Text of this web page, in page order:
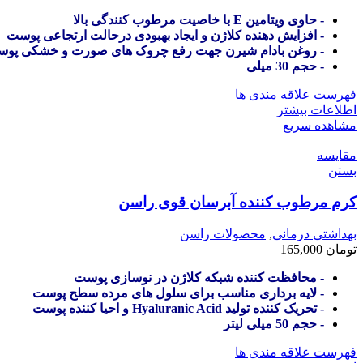
- حاوی ویتامین E با خاصیت مرطوب کنندگی بالا
- افزایش دهنده کلاژن و ایجاد بهبودی درحالت ارتجاعی پوست
- روغن بادام شیرن جهت رفع چروک های صورت و خشکی
- حجم 30 میلی
فهرست علاقه مندی ها
اطلاعات بیشتر
مشاهده سریع
مقایسه
بستن
کرم مرطوب کننده آبرسان قوی راسن
بهداشتی درمانی, محصولات راسن
تومان
- محافظت کننده شبکه کلاژن در نوسازی پوست
- لایه برداری مناسب برای سلول های مرده سطح پوست
- تحریک کننده تولید Hyaluranic Acid و احیا کننده پوست
- حجم 50 میلی لیتر
فهرست علاقه مندی ها